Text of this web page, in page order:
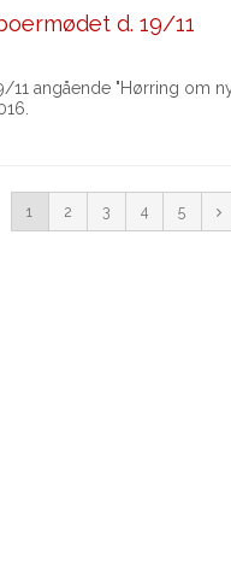
d. 19/11
11 angående "Hørring om
1 2 3 4 5